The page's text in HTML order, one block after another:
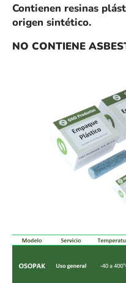
Contienen resinas
origen sintético.
NO CONTIENE